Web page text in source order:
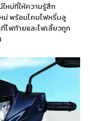
หม่ที่ให้ความรู้สึก
ม่ พร้อมโคมไฟหรี่บลู
ฟท้ายและไฟเลี้ยวถูก